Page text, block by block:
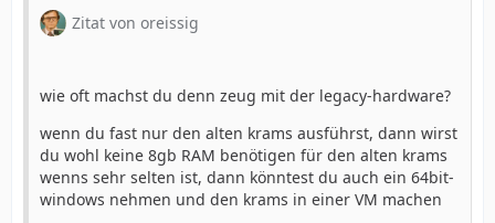
Zitat von oreissig
wie oft machst du denn zeug mit der legacy-hardware?
wenn du fast nur den alten krams ausführst, dann wirst
du wohl keine 8gb RAM benötigen für den alten krams
wenns sehr selten ist, dann könntest du auch ein 64bit-
windows nehmen und den krams in einer VM machen